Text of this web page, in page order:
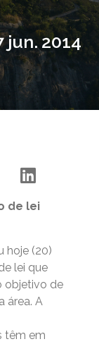
jun. 2014
de lei
hoje (20)
lei que
objetivo de
área. A
têm em